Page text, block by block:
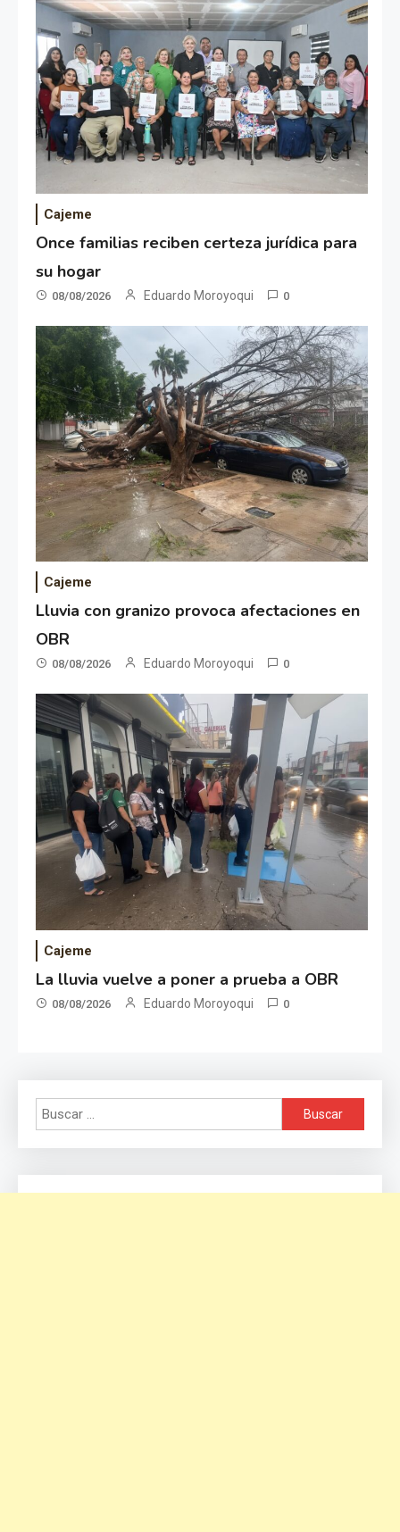
Cajeme
Once familias reciben certeza jurídica para
su hogar
08/08/2026 Eduardo Moroyoqui 0
Cajeme
Lluvia con granizo provoca afectaciones en
OBR
08/08/2026 Eduardo Moroyoqui 0
Cajeme
La lluvia vuelve a poner a prueba a OBR
08/08/2026 Eduardo Moroyoqui 0
Buscar: